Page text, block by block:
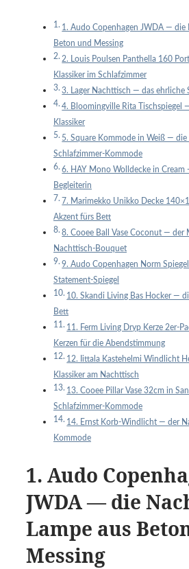
1. Audo Copenhagen JWDA — die
Beton und Messing
2. Louis Poulsen Panthella 160
Klassiker im Schlafzimmer
3. Lager Nachttisch — das ehrliche
4. Bloomingville Rita Tischspiegel
Klassiker
5. Square Kommode in Weiß —
Schlafzimmer-Kommode
6. HAY Mono Wolldecke in
Begleiterin
7. Marimekko Unikko Decke
Akzent fürs Bett
8. Cooee Ball Vase Coconut — der
Nachttisch-Bouquet
9. Audo Copenhagen Norm
Statement-Spiegel
10. Skandi Living Bas Hocker —
Bett
11. Ferm Living Dryp Kerze 2er-
Kerzen für die Abendstimmung
12. Iittala Kastehelmi Windlicht
Klassiker am Nachttisch
13. Cooee Pillar Vase 32cm in
Schlafzimmer-Kommode
14. Ernst Korb-Windlicht — der
Kommode
1. Audo
JWDA — die
Lampe aus
Messing